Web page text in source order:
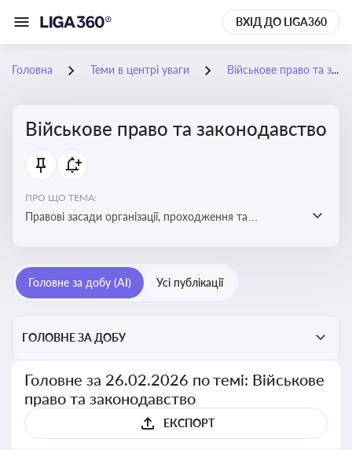
ВХІД ДО LIGA360
Головна Теми в центрі уваги Військове право та законодавство
Військове право та законодавство
ПРО ЩО ТЕМА:
Правові засади організації, проходження та
військовослужбовців у воєнний час
Головне за добу (AI) Усі публікації
ГОЛОВНЕ ЗА ДОБУ
Головне за 26.02.2026 по темі: Військове
право та законодавство
ЕКСПОРТ